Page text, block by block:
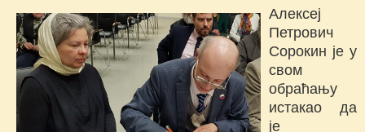
Алексеј
Петрович
Сорокин је у
свом
обраћању
истакао да
је